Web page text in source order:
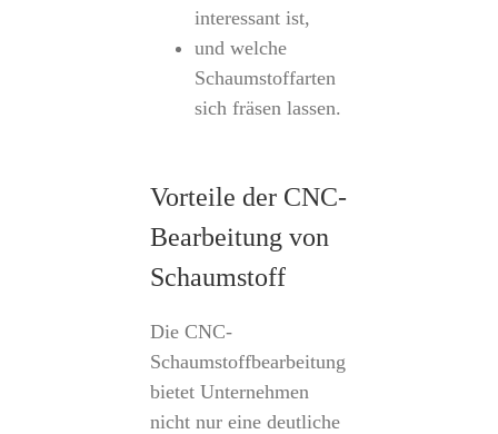
interessant ist,
und welche
Schaumstoffarten
sich fräsen lassen.
Vorteile der CNC-
Bearbeitung von
Schaumstoff
Die CNC-
Schaumstoffbearbeitung
bietet Unternehmen
nicht nur eine deutliche